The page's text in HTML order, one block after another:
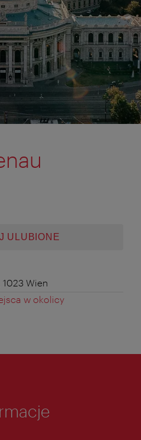
ULUBIONE
Wien
w okolicy